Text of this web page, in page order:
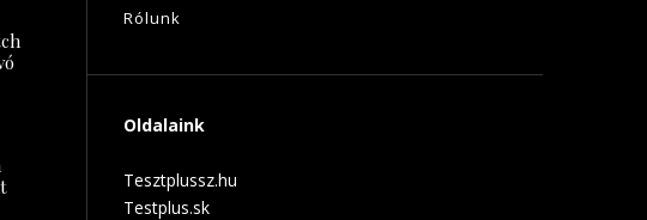
Rólunk
Oldalaink
Tesztplussz.hu
Testplus.sk